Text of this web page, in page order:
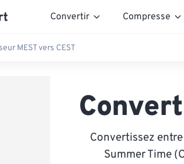
Convertir Compresse
MEST vers CEST
Convertissez
Summer Time